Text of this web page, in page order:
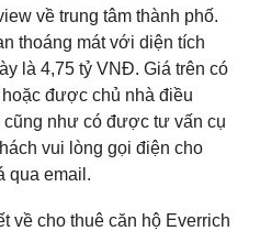
về trung tâm thành phố.
thoáng mát với diện tích
là 4,75 tỷ VNĐ. Giá trên có
được chủ nhà điều
như có được tư vấn cụ
vui lòng gọi điện cho
qua email.
về cho thuê căn hộ Everrich